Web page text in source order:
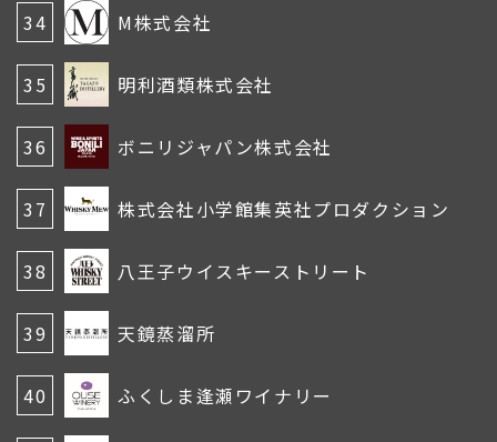
34 M株式会社
35 明利酒類株式会社
36 ボニリジャパン株式会社
37 株式会社小学館集英社プロダクション
38 八王子ウイスキーストリート
39 天鏡蒸溜所
40 ふくしま逢瀬ワイナリー